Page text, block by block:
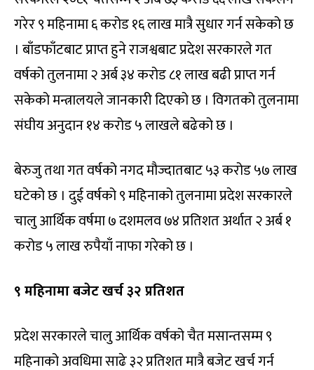
गरेर ९ महिनामा ६ करोड १६ लाख मात्रै सुधार गर्न सकेको छ
। बाँडफाँटबाट प्राप्त हुने राजश्वबाट प्रदेश सरकारले गत
वर्षको तुलनामा २ अर्ब ३४ करोड ८१ लाख बढी प्राप्त गर्न
सकेको मन्त्रालयले जानकारी दिएको छ । विगतको तुलनामा
संघीय अनुदान १४ करोड ५ लाखले बढेको छ ।
बेरुजु तथा गत वर्षको नगद मौज्दातबाट ५३ करोड ५७ लाख
घटेको छ । दुई वर्षको ९ महिनाको तुलनामा प्रदेश सरकारले
चालु आर्थिक वर्षमा ७ दशमलव ७४ प्रतिशत अर्थात २ अर्ब १
करोड ५ लाख रुपैयाँ नाफा गरेको छ ।
९ महिनामा बजेट खर्च ३२ प्रतिशत
प्रदेश सरकारले चालु आर्थिक वर्षको चैत मसान्तसम्म ९
महिनाको अवधिमा साढे ३२ प्रतिशत मात्रै बजेट खर्च गर्न